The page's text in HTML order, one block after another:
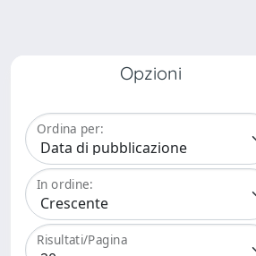
Opzioni
Ordina per:
In ordine:
Risultati/Pagina